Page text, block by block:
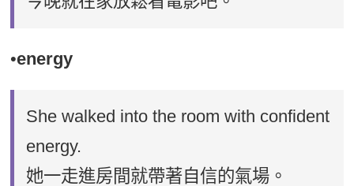
•energy
She walked into the room with confident
energy.
她一走進房間就帶著自信的氣場。